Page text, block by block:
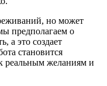
но может
предполагаем о
а это создает
становится
реальным желаниям и